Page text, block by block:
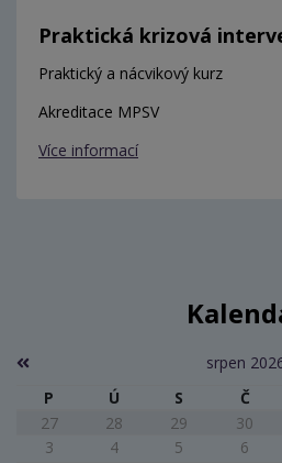
Praktická krizová
Praktický a nácvikový kurz
Akreditace MPSV
Více informací
srpen
P
Ú S Č
27
28 29 30
3
4 5 6